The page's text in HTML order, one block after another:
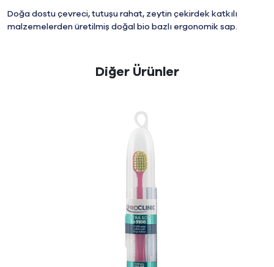
Doğa dostu çevreci, tutuşu rahat, zeytin çekirdek katkılı
malzemelerden üretilmiş doğal bio bazlı ergonomik sap.
Diğer Ürünler